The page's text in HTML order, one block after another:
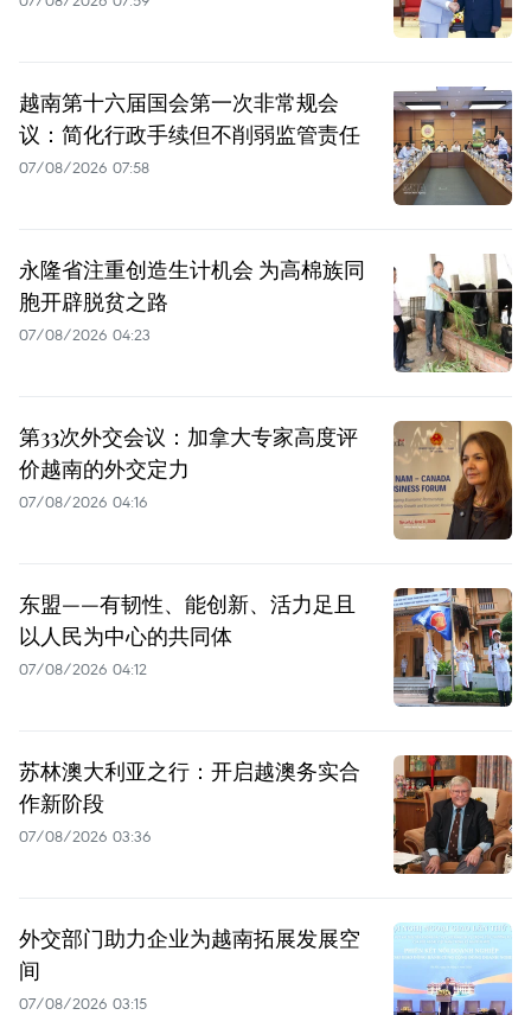
越南第十六届国会第一次非常规会
议：简化行政手续但不削弱监管责任
07/08/2026 07:58
永隆省注重创造生计机会 为高棉族同
胞开辟脱贫之路
07/08/2026 04:23
第33次外交会议：加拿大专家高度评
价越南的外交定力
07/08/2026 04:16
东盟——有韧性、能创新、活力足且
以人民为中心的共同体
07/08/2026 04:12
苏林澳大利亚之行：开启越澳务实合
作新阶段
07/08/2026 03:36
外交部门助力企业为越南拓展发展空
间
07/08/2026 03:15